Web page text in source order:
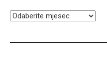
ARHIVA